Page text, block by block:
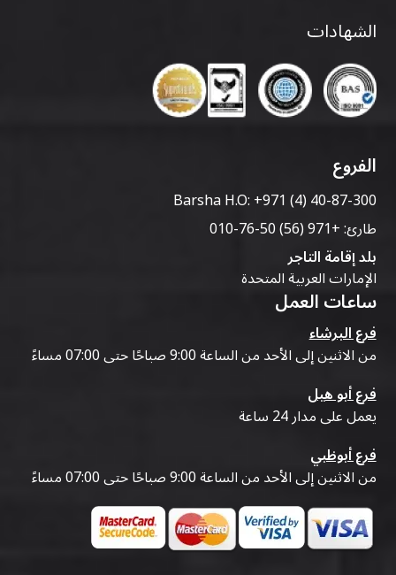
الشهادات
الفروع
Barsha H.O:+971 (4) 40-87-300
طارئ:+971 (56) 50-76-010
بلد إقامة التاجر
الإمارات العربية المتحدة
ساعات العمل
فرع البرشاء
من الاثنين إلى الأحد من الساعة 9:00 صباحًا حتى 07:00 مساءً
فرع أبو هيل
يعمل على مدار 24 ساعة
فرع أبوظبي
من الاثنين إلى الأحد من الساعة 9:00 صباحًا حتى 07:00 مساءً